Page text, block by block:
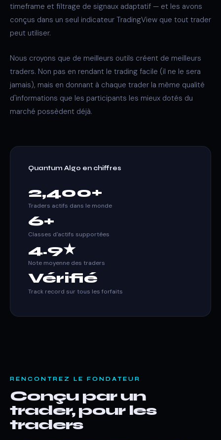
timeframe et filtrage de signaux adaptatif — et les avons
conçus dans un seul indicateur TradingView que tout trader
peut utiliser.
Nous croyons que de meilleurs outils créent de meilleurs
traders. Non pas en rendant le trading facile (il ne le sera
jamais), mais en donnant à chaque trader la même qualité
d'informations que les participants les mieux dotés du
marché possèdent déjà.
Quantum Algo en chiffres
2,400+
Traders actifs dans le monde
6+
Classes d'actifs supportées
4.9★
Note moyenne des traders
Vérifié
Track record sur tous les forfaits
RENCONTREZ LE FONDATEUR
Conçu par un
trader, pour les
traders